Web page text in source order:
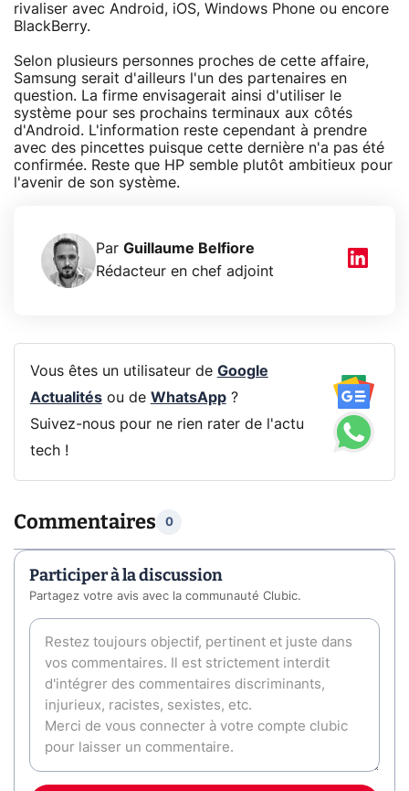
rivaliser avec Android, iOS, Windows Phone ou encore
BlackBerry.
Selon plusieurs personnes proches de cette affaire,
Samsung serait d'ailleurs l'un des partenaires en
question. La firme envisagerait ainsi d'utiliser le
système pour ses prochains terminaux aux côtés
d'Android. L'information reste cependant à prendre
avec des pincettes puisque cette dernière n'a pas été
confirmée. Reste que HP semble plutôt ambitieux pour
l'avenir de son système.
Par Guillaume Belfiore
Rédacteur en chef adjoint
Vous êtes un utilisateur de Google
Actualitésou de WhatsApp?
Suivez-nous pour ne rien rater de l'actu
tech !
Commentaires 0
Participer à la discussion
Partagez votre avis avec la communauté Clubic.